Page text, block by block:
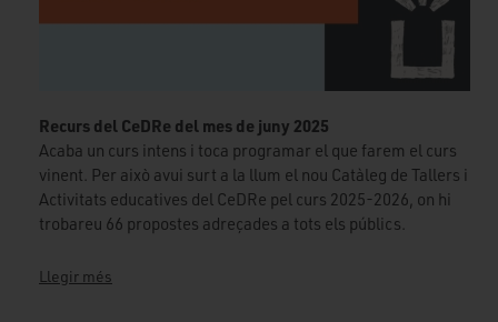
Recurs del CeDRe del mes de juny 2025
Acaba un curs intens i toca programar el que farem el curs
vinent. Per això avui surt a la llum el nou Catàleg de Tallers i
Activitats educatives del CeDRe pel curs 2025-2026, on hi
trobareu 66 propostes adreçades a tots els públics.
Llegir més